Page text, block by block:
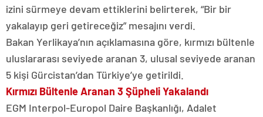
izini sürmeye devam ettiklerini belirterek, “Bir bir
yakalayıp geri getireceğiz” mesajını verdi.
Bakan Yerlikaya’nın açıklamasına göre, kırmızı bültenle
uluslararası seviyede aranan 3, ulusal seviyede aranan
5 kişi Gürcistan’dan Türkiye’ye getirildi.
Kırmızı Bültenle Aranan 3 Şüpheli Yakalandı
EGM Interpol-Europol Daire Başkanlığı, Adalet